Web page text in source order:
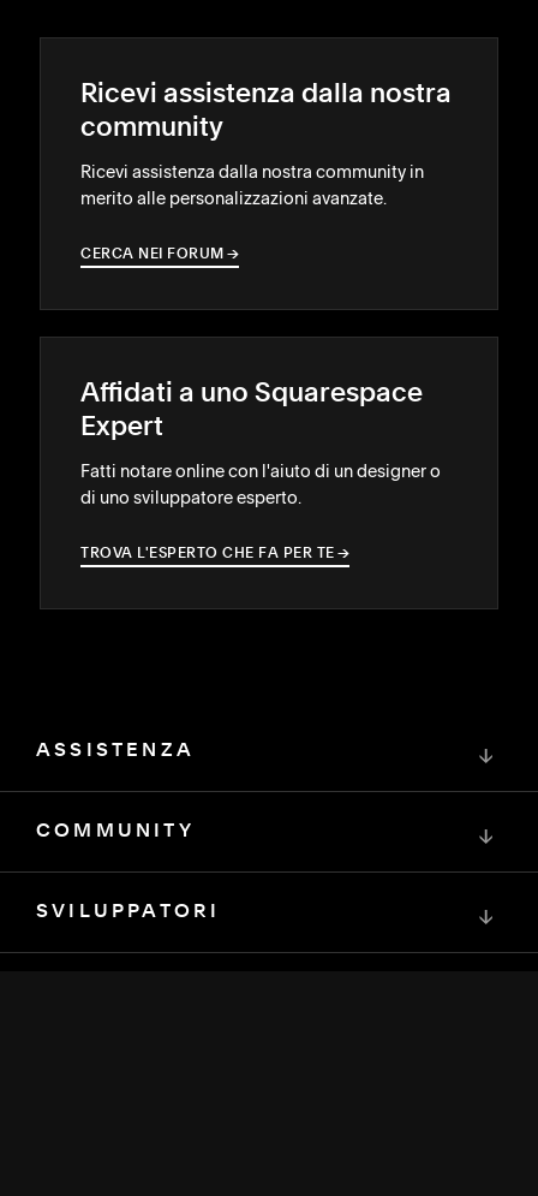
Ricevi assistenza dalla nostra
community
Ricevi assistenza dalla nostra community in
merito alle personalizzazioni avanzate.
CERCA NEI FORUM →
→
Affidati a uno Squarespace
Expert
Fatti notare online con l'aiuto di un designer o
di uno sviluppatore esperto.
TROVA L'ESPERTO CHE FA PER TE →
→
ASSISTENZA ↓
COMMUNITY ↓
SVILUPPATORI ↓